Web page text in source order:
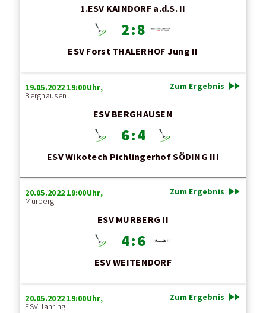
1.ESV KAINDORF a.d.S. II
2 : 8
ESV Forst THALERHOF Jung II
19.05.2022 19:00Uhr,
Berghausen
ESV BERGHAUSEN
6 : 4
ESV Wikotech Pichlingerhof SÖDING III
Zum Ergebnis fast_forward
20.05.2022 19:00Uhr,
Murberg
ESV MURBERG II
4 : 6
ESV WEITENDORF
Zum Ergebnis fast_forward
20.05.2022 19:00Uhr,
ESV Jahring
Zum Ergebnis fast_forward